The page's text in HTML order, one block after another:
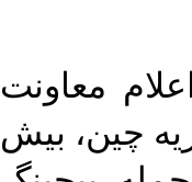
معاونت
چین، بیش